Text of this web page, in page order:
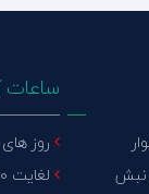
نبش
ساعات
روز های
لغایت 15:30 پنج شنبه : تعطیل